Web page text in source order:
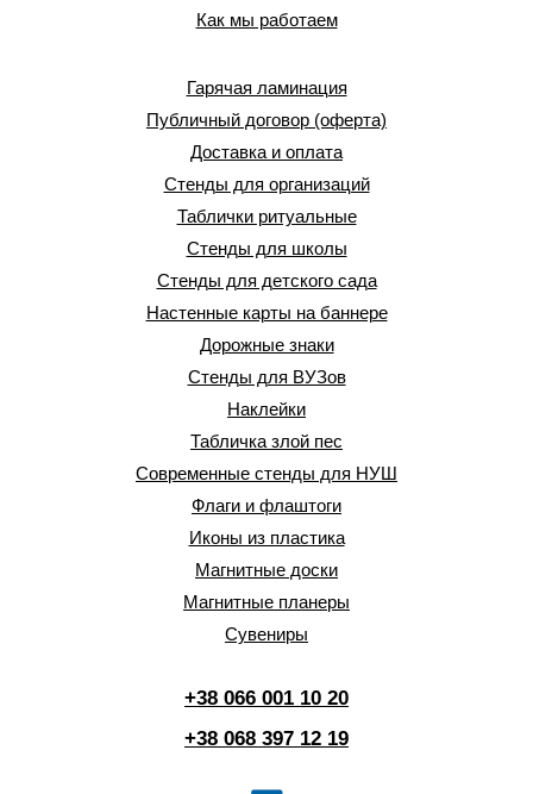
Как мы работаем
Гарячая ламинация
Публичный договор (оферта)
Доставка и оплата
Стенды для организаций
Таблички ритуальные
Стенды для школы
Стенды для детского сада
Настенные карты на баннере
Дорожные знаки
Стенды для ВУЗов
Наклейки
Табличка злой пес
Современные стенды для НУШ
Флаги и флаштоги
Иконы из пластика
Магнитные доски
Магнитные планеры
Сувениры
+38 066 001 10 20
+38 068 397 12 19